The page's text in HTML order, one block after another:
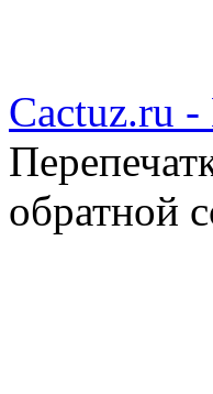
Cactuz.ru
обратной